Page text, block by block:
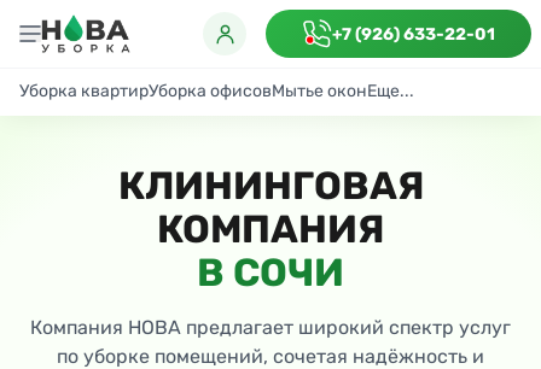
+7 (926) 633-22-01
Уборка квартирУборка офисовМытье оконЕще...
КЛИНИНГОВАЯ
КОМПАНИЯ
В СОЧИ
Компания НОВА предлагает широкий спектр услуг
по уборке помещений, сочетая надёжность и